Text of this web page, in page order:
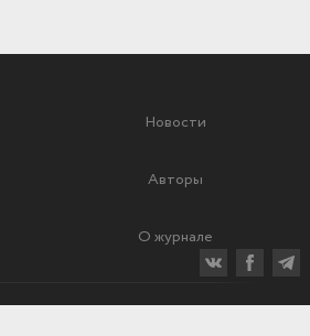
Новости
Авторы
О журнале